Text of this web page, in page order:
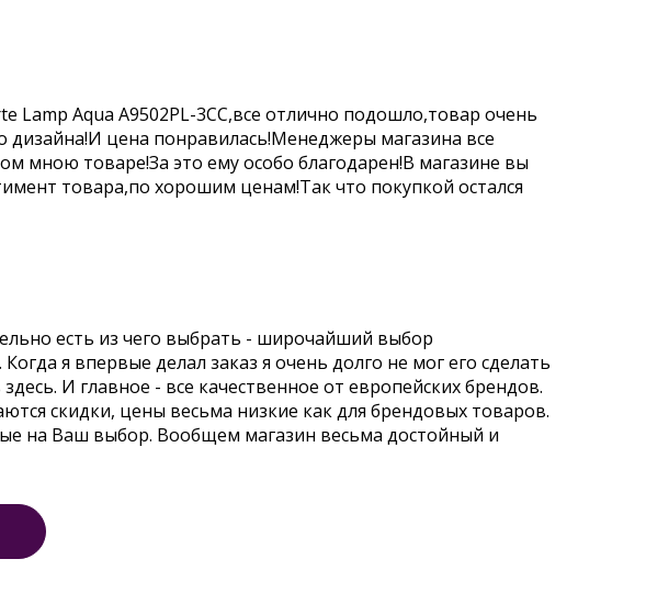
Lamp Aqua A9502PL-3CC,все отлично подошло,товар очень
дизайна!И цена понравилась!Менеджеры магазина все
мною товаре!За это ему особо благодарен!В магазине вы
товара,по хорошим ценам!Так что покупкой остался
есть из чего выбрать - широчайший выбор
я впервые делал заказ я очень долго не мог его сделать
И главное - все качественное от европейских брендов.
скидки, цены весьма низкие как для брендовых товаров.
на Ваш выбор. Вообщем магазин весьма достойный и